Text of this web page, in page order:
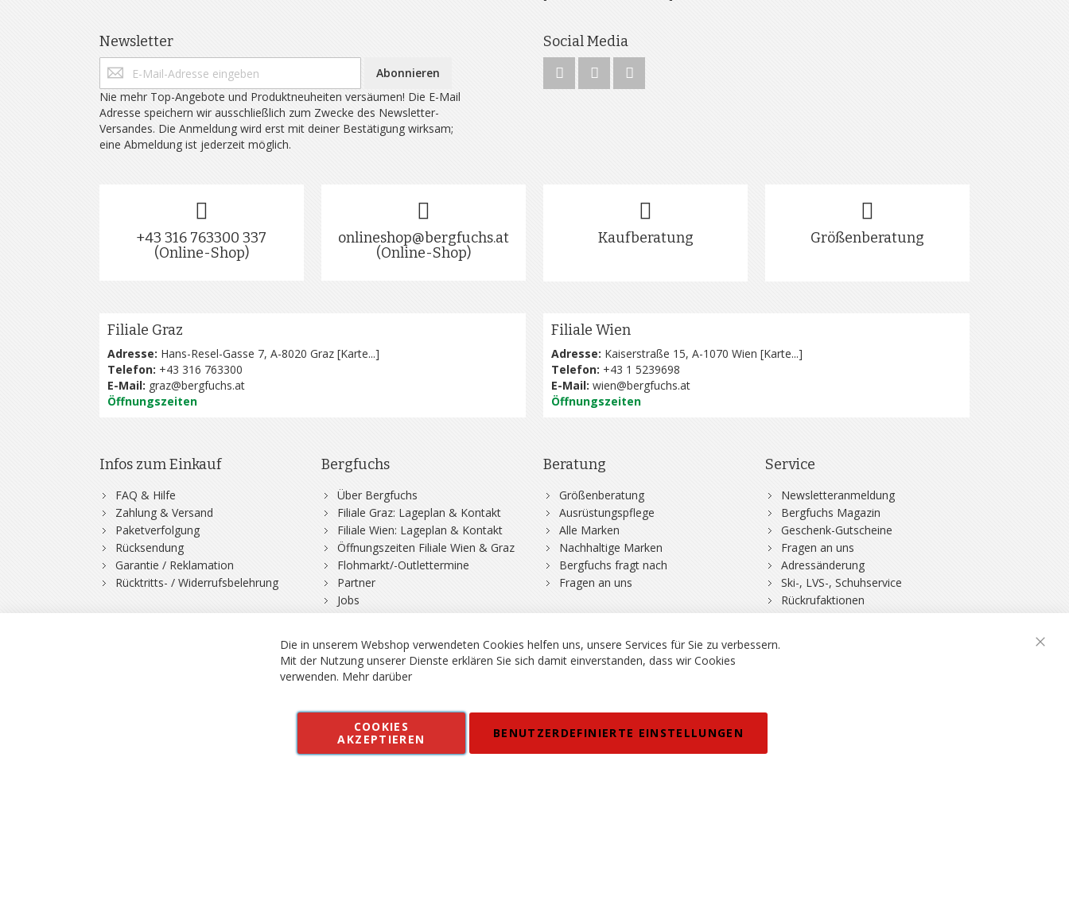
Newsletter
Abonnieren
Nie mehr Top-Angebote und Produktneuheiten versäumen! Die E-Mail
Adresse speichern wir ausschließlich zum Zwecke des Newsletter-
Versandes. Die Anmeldung wird erst mit deiner Bestätigung wirksam;
eine Abmeldung ist jederzeit möglich.
Social Media
+43 316 763300 337
(Online-Shop)
onlineshop@bergfuchs.at
(Online-Shop)
Kaufberatung Größenberatung
Filiale Graz
Adresse: Hans-Resel-Gasse 7, A-8020 Graz [Karte...]
Telefon: +43 316 763300
E-Mail: graz@bergfuchs.at
Öffnungszeiten
Filiale Wien
Adresse: Kaiserstraße 15, A-1070 Wien [Karte...]
Telefon: +43 1 5239698
E-Mail: wien@bergfuchs.at
Öffnungszeiten
Infos zum Einkauf
FAQ & Hilfe
Zahlung & Versand
Paketverfolgung
Rücksendung
Garantie / Reklamation
Rücktritts- / Widerrufsbelehrung
Bergfuchs
Über Bergfuchs
Filiale Graz: Lageplan & Kontakt
Filiale Wien: Lageplan & Kontakt
Öffnungszeiten Filiale Wien & Graz
Flohmarkt/-Outlettermine
Partner
Jobs
Beratung
Größenberatung
Ausrüstungspflege
Alle Marken
Nachhaltige Marken
Bergfuchs fragt nach
Fragen an uns
Service
Newsletteranmeldung
Bergfuchs Magazin
Geschenk-Gutscheine
Fragen an uns
Adressänderung
Ski-, LVS-, Schuhservice
Rückrufaktionen
DSV-Skiversicherung
Vertrag widerrufen Kontakt AGB Datenschutz
Barrierefreiheitserklärung
Alle Preise inkl. MWSt. in EUR, Angebot solange Vorrat reicht. Fehler, Irrtümer und Preisänderungen vorbehalten.
Die in unserem Webshop verwendeten Cookies helfen uns, unsere Services für Sie zu verbessern.
Mit der Nutzung unserer Dienste erklären Sie sich damit einverstanden, dass wir Cookies
verwenden. Mehr darüber
COOKIES
AKZEPTIEREN
BENUTZERDEFINIERTE EINSTELLUNGEN